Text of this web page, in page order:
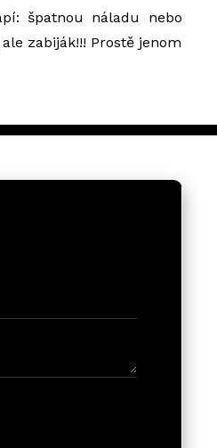
špatnou náladu nebo
zabiják!!! Prostě jenom